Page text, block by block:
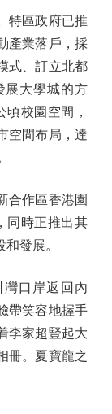
區政府已推
產業落戶，採
式、訂立北都
展大學城的方
校園空間，
空間布局，達
作區香港園
同時正推出其
發展。
口岸返回內
帶笑容地握手
李家超豎起大
冊。夏寶龍之